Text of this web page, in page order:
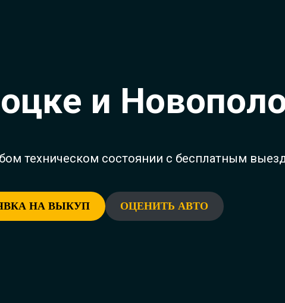
и
техническом состоянии с бесплатным
НА ВЫКУП ОЦЕНИТЬ АВТО